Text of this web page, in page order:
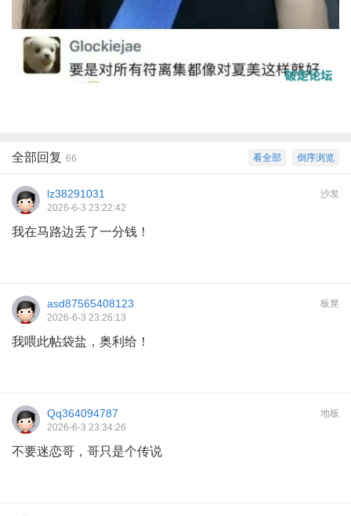
倒序浏览
看全部
全部回复 66
沙发
lz38291031
2026-6-3 23:22:42
我在马路边丢了一分钱！
板凳
asd87565408123
2026-6-3 23:26:13
我喂此帖袋盐，奥利给！
地板
Qq364094787
2026-6-3 23:34:26
不要迷恋哥，哥只是个传说